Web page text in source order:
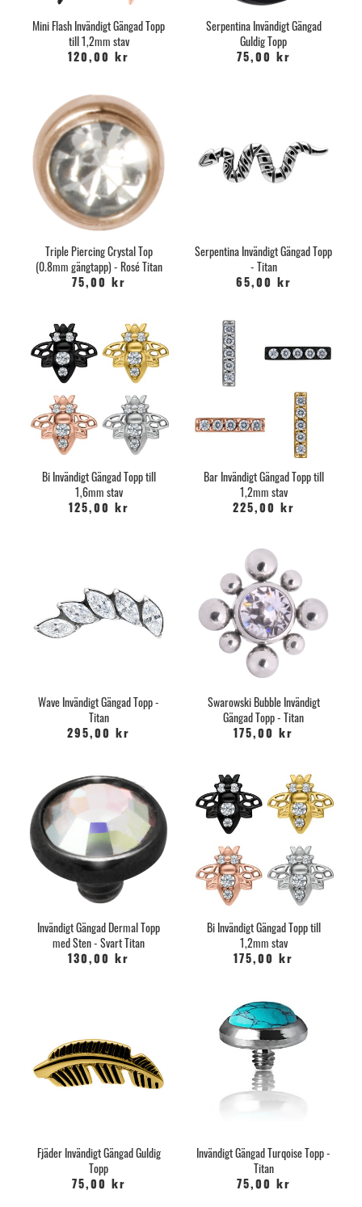
Mini Flash Invändigt Gängad Topp
till 1,2mm stav
120,00 kr
Serpentina Invändigt Gängad
Guldig Topp
75,00 kr
Triple Piercing Crystal Top
(0.8mm gängtapp) - Rosé Titan
75,00 kr
Serpentina Invändigt Gängad Topp
- Titan
65,00 kr
Bi Invändigt Gängad Topp till
1,6mm stav
125,00 kr
Bar Invändigt Gängad Topp till
1,2mm stav
225,00 kr
Wave Invändigt Gängad Topp -
Titan
295,00 kr
Swarowski Bubble Invändigt
Gängad Topp - Titan
175,00 kr
Invändigt Gängad Dermal Topp
med Sten - Svart Titan
130,00 kr
Bi Invändigt Gängad Topp till
1,2mm stav
175,00 kr
Fjäder Invändigt Gängad Guldig
Topp
75,00 kr
Invändigt Gängad Turqoise Topp -
Titan
75,00 kr